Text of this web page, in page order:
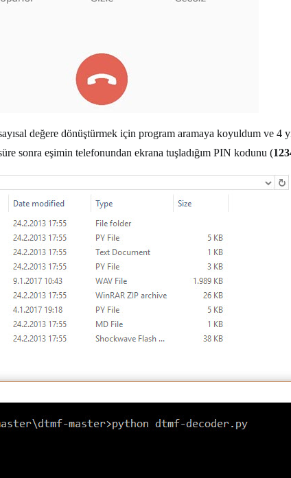
değere dönüştürmek için program aramaya koyuldum ve
sonra eşimin telefonundan ekrana tuşladığım PIN kodunu (